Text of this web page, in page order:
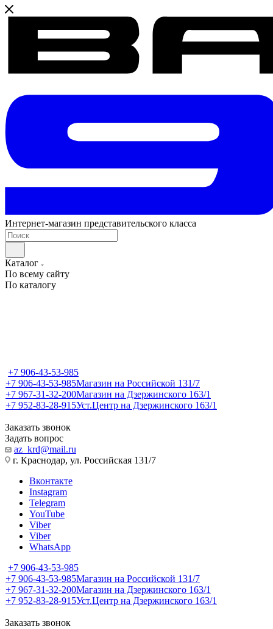
Интернет-магазин представительского класса
Каталог
По всему сайту
По каталогу
+7 906-43-53-985
+7 906-43-53-985Магазин на Российской 131/7
+7 967-31-32-200Магазин на Дзержинского 163/1
+7 952-83-28-915Уст.Центр на Дзержинского 163/1
Заказать звонок
Задать вопрос
az_krd@mail.ru
г. Краснодар, ул. Российская 131/7
Вконтакте
Instagram
Telegram
YouTube
Viber
Viber
WhatsApp
+7 906-43-53-985
+7 906-43-53-985Магазин на Российской 131/7
+7 967-31-32-200Магазин на Дзержинского 163/1
+7 952-83-28-915Уст.Центр на Дзержинского 163/1
Заказать звонок